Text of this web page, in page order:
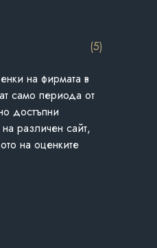
(5)
на фирмата в
само периода от
достъпни
различен сайт,
на оценките